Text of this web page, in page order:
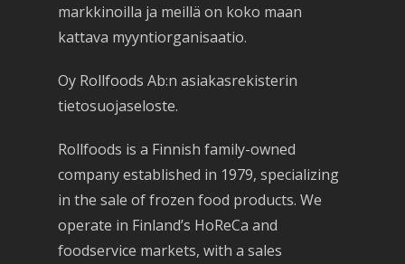
markkinoilla ja meillä on koko maan
kattava myyntiorganisaatio.
Oy Rollfoods Ab:n asiakasrekisterin
tietosuojaseloste.
Rollfoods is a Finnish family-owned
company established in 1979, specializing
in the sale of frozen food products. We
operate in Finland’s HoReCa and
foodservice markets, with a sales